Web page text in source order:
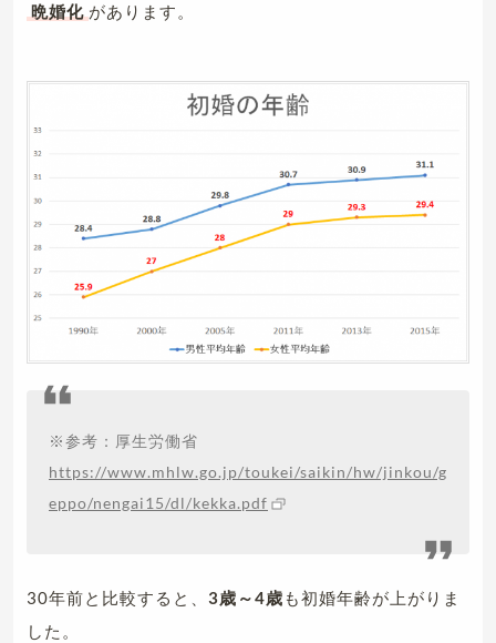
晩婚化 があります。
※参考：厚生労働省
https://www.mhlw.go.jp/toukei/saikin/hw/jinkou/g
eppo/nengai15/dl/kekka.pdf
30年前と比較すると、 3歳～4歳 も初婚年齢が上がりま
した。